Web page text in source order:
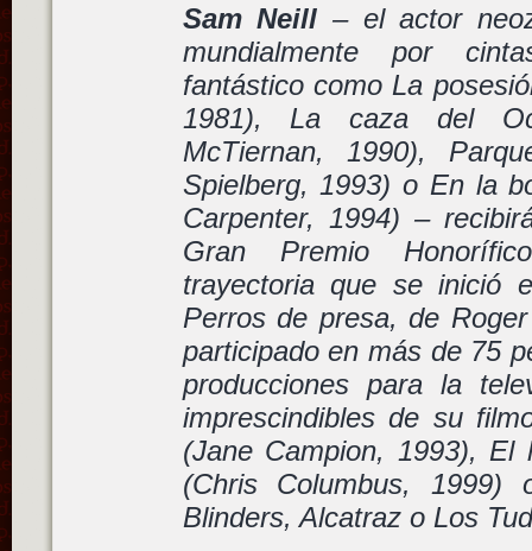
Sam Neill – el actor
mundialmente por
fantástico como La
1981), La caza del
McTiernan, 1990),
Spielberg, 1993) o En la
Carpenter, 1994) –
Gran Premio
trayectoria que se inició
Perros de presa, de
participado en más de 75
producciones para la
imprescindibles de su
(Jane Campion, 1993), El
(Chris Columbus,
Blinders, Alcatraz o Los